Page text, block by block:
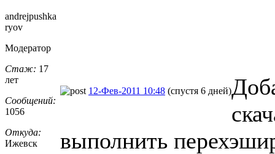
andrejpushka
ryov
Модератор
Стаж: 17
лет
Сообщений:
1056
Откуда:
Ижевск
12-Фев-2011 10:48 (спустя 6 дней)
выполнить